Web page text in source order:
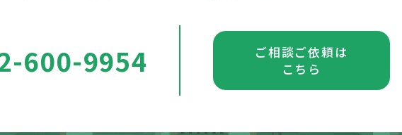
600-9954
ご相談ご依頼は
こちら